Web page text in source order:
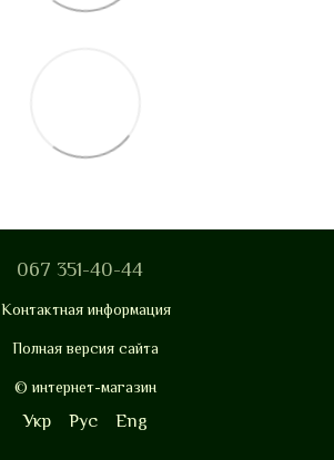
067 351-40-44
Контактная информация
Полная версия сайта
© интернет-магазин
Укр Рус Eng